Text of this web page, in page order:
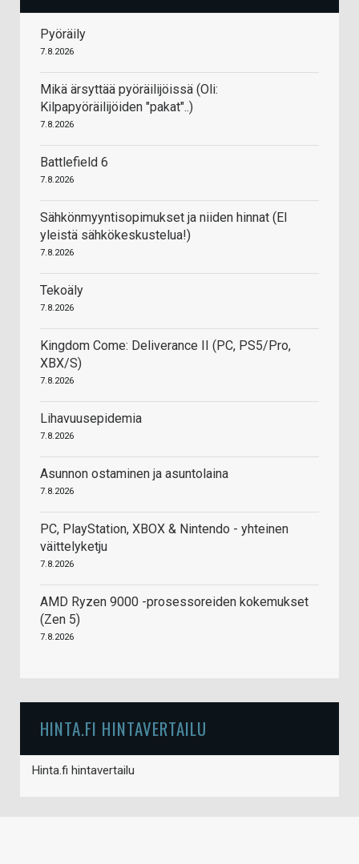
Pyöräily
7.8.2026
Mikä ärsyttää pyöräilijöissä (Oli:
Kilpapyöräilijöiden "pakat"..)
7.8.2026
Battlefield 6
7.8.2026
Sähkönmyyntisopimukset ja niiden hinnat (EI
yleistä sähkökeskustelua!)
7.8.2026
Tekoäly
7.8.2026
Kingdom Come: Deliverance II (PC, PS5/Pro,
XBX/S)
7.8.2026
Lihavuusepidemia
7.8.2026
Asunnon ostaminen ja asuntolaina
7.8.2026
PC, PlayStation, XBOX & Nintendo - yhteinen
väittelyketju
7.8.2026
AMD Ryzen 9000 -prosessoreiden kokemukset
(Zen 5)
7.8.2026
HINTA.FI HINTAVERTAILU
Hinta.fi hintavertailu